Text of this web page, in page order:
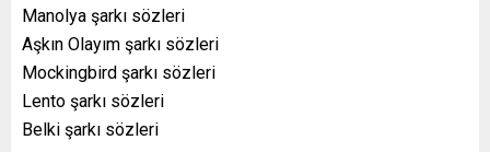
Manolya şarkı sözleri
Aşkın Olayım şarkı sözleri
Mockingbird şarkı sözleri
Lento şarkı sözleri
Belki şarkı sözleri